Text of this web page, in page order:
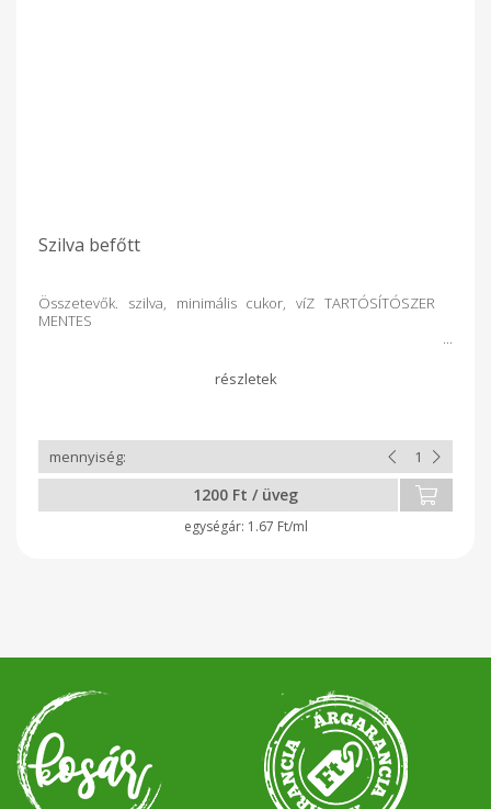
Szilva befőtt
Összetevők. szilva, minimális cukor, víZ TARTÓSÍTÓSZER
MENTES
1200 Ft / üveg
1.67 Ft/ml